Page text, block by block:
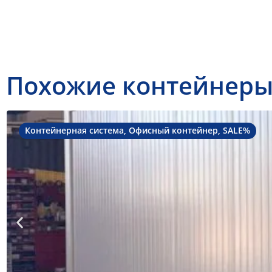
Похожие
Контейнерная система, Офисный контейнер, SALE%